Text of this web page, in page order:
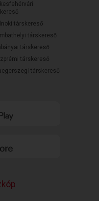
társkereső
társkereső
társkereső
társkereső
társkereső